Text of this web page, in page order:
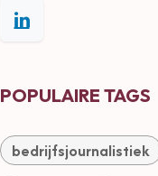
POPULAIRE TAGS
bedrijfsjournalistiek